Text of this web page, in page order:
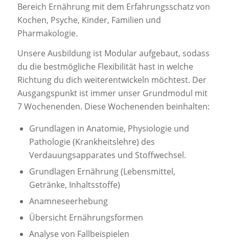
Bereich Ernährung mit dem Erfahrungsschatz von
Kochen, Psyche, Kinder, Familien und
Pharmakologie.
Unsere Ausbildung ist Modular aufgebaut, sodass
du die bestmögliche Flexibilität hast in welche
Richtung du dich weiterentwickeln möchtest. Der
Ausgangspunkt ist immer unser Grundmodul mit
7 Wochenenden. Diese Wochenenden beinhalten:
Grundlagen in Anatomie, Physiologie und
Pathologie (Krankheitslehre) des
Verdauungsapparates und Stoffwechsel.
Grundlagen Ernährung (Lebensmittel,
Getränke, Inhaltsstoffe)
Anamneseerhebung
Übersicht Ernährungsformen
Analyse von Fallbeispielen